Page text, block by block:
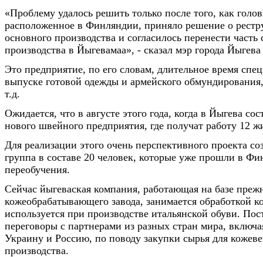
«Проблему удалось решить только после того, как
расположенное в Финляндии, приняло решение о
основного производства и согласилось перенести часть
производства в Йыгевамаа», - сказал мэр города
Это предприятие, по его словам, длительное время
выпуске готовой одежды и армейского
т.д.
Ожидается, что в августе этого года, когда в Йыгева
нового швейного предприятия, где получат работу 12
Для реализации этого очень перспективного проекта
группа в составе 20 человек, которые уже прошли в
переобучения.
Сейчас йыгеваская компания, работающая на базе
кожеобрабатывающего завода, занимается обработкой
используется при производстве итальянской обуви.
переговоры с партнерами из разных стран мира,
Украину и Россию, по поводу закупки сырья для
производства.